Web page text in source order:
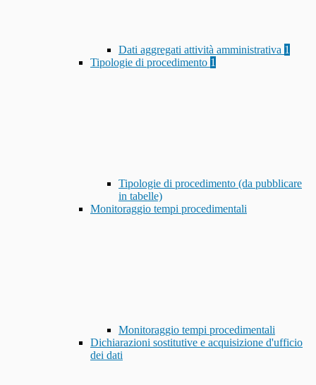
Dati aggregati attività amministrativa 1
Tipologie di procedimento 1
Tipologie di procedimento (da pubblicare
in tabelle)
Monitoraggio tempi procedimentali
Monitoraggio tempi procedimentali
Dichiarazioni sostitutive e acquisizione d'ufficio
dei dati